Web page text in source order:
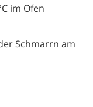
im Ofen
Schmarrn am